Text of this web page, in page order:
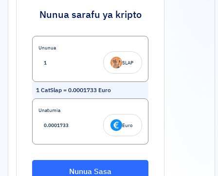
Nunua sarafu ya kripto
Ununua
SLAP
1 CatSlap = 0.0001733 Euro
Unatumia
Euro
Nunua Sasa